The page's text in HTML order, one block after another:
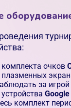
комплекта очков
плазменных
за
комплект